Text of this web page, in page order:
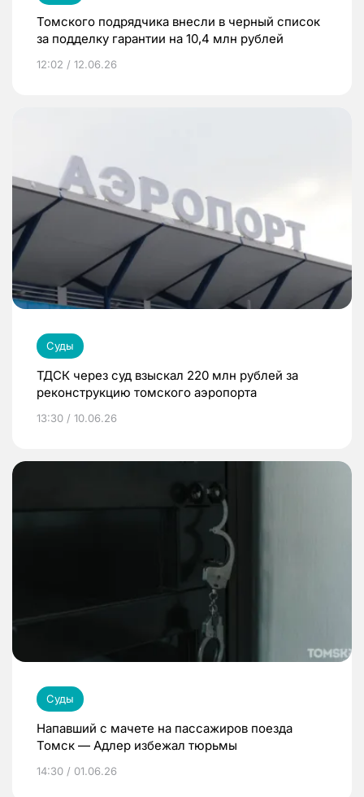
Томского подрядчика внесли в черный список
за подделку гарантии на 10,4 млн рублей
12:02 / 12.06.26
Суды
ТДСК через суд взыскал 220 млн рублей за
реконструкцию томского аэропорта
13:30 / 10.06.26
Суды
Напавший с мачете на пассажиров поезда
Томск — Адлер избежал тюрьмы
14:30 / 01.06.26